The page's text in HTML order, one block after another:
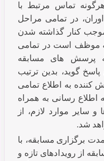
تماس مرتبط با
در تمامی مراحل
کنار گذاشته ‌شدن
موظف است در تمامی
پرسش های مسابقه
گوید، بدین ترتیب
کننده به اطلاع تمامی
اطلاع رسانی به همراه
و سایر موارد لازم، از
شد.
برگزاری مسابقه، با
از رویدادهای تازه و